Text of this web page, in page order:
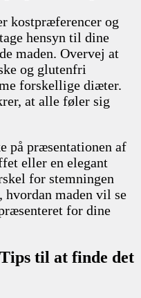
kostpræferencer og
hensyn til dine
maden. Overvej at
og glutenfri
forskellige diæter.
at alle føler sig
på præsentationen af
eller en elegant
for stemningen
maden vil se
for dine
til at finde det